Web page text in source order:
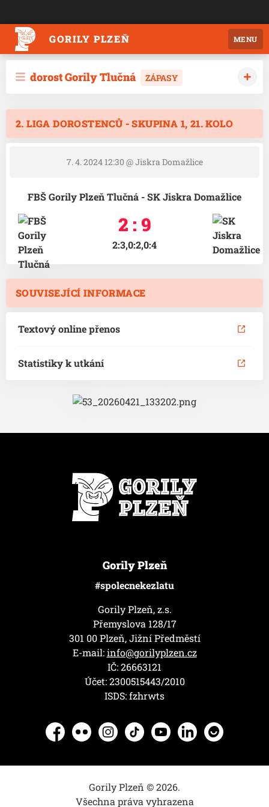
GORILY PLZEŇ MENU
dorost Gorily Tlučná ZÁPASY
2. LIGA DOROSTENCŮ - SKUPINA 1, 21. KOLO
7. 4. 2024 12:30 @ Jiskra Domažlice
FBŠ Gorily Plzeň Tlučná - SK Jiskra Domažlice
2 : 9
2:3,0:2,0:4
SOUVISEJÍCÍ INFORMACE
Textový online přenos
Statistiky k utkání
Gorily Plzeň
#spolecnekezlatu
Gorily Plzeň, z.s.
Přemyslova 128/17
301 00 Plzeň, Jižní Předměstí
E-mail:info@gorilyplzen.cz
IČ: 26663121
Účet: 2300515443/2010
ISDS: fzhrwts
Facebook
Flickr Instagram
TikTokYouTubeLinkedInHerohero
Gorily Plzeň © 2026.
Všechna práva vyhrazena